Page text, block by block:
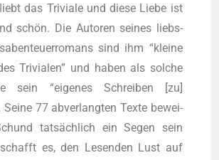
das Tri­via­le und die­se Lie­be ist
schön. Die Autoren sei­nes liebs­
sind ihm “klei­ne
Tri­via­len” und haben als sol­che
sein “eige­nes Schrei­ben [zu]
Sei­ne 77 abver­lang­ten Tex­te bewei­
tat­säch­lich ein Segen sein
es, den Lesen­den Lust auf